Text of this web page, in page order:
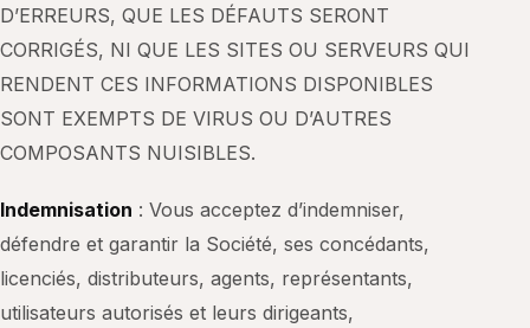
D’ERREURS, QUE LES DÉFAUTS SERONT
CORRIGÉS, NI QUE LES SITES OU SERVEURS QUI
RENDENT CES INFORMATIONS DISPONIBLES
SONT EXEMPTS DE VIRUS OU D’AUTRES
COMPOSANTS NUISIBLES.
Indemnisation : Vous acceptez d’indemniser,
défendre et garantir la Société, ses concédants,
licenciés, distributeurs, agents, représentants,
utilisateurs autorisés et leurs dirigeants,